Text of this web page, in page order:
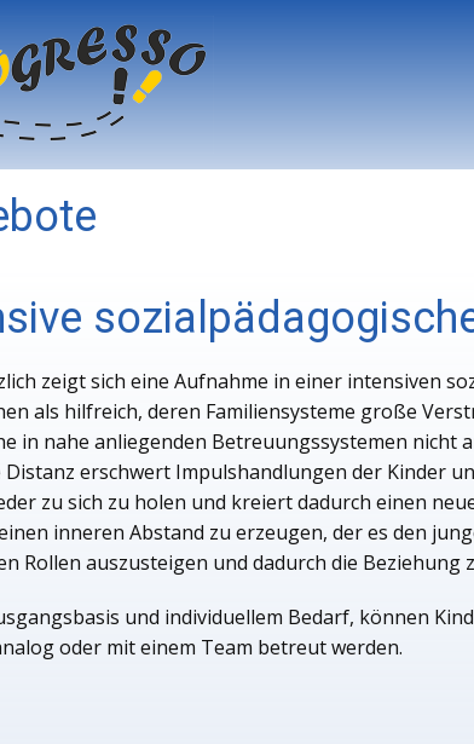
zeigt sich eine Aufnahme in einer intensiven
als hilfreich, deren Familiensysteme große
in nahe anliegenden Betreuungssystemen nicht
erschwert Impulshandlungen der Kinder
zu sich zu holen und kreiert dadurch einen
inneren Abstand zu erzeugen, der es den
Rollen auszusteigen und dadurch die Beziehung
und individuellem Bedarf, können
oder mit einem Team betreut werden.